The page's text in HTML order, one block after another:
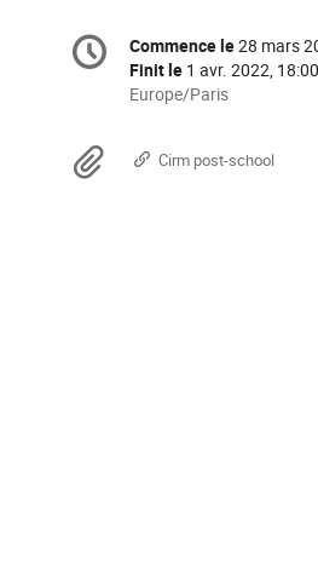
Information
de
Date/Heure
Commence le28 mars
Finit le 1 avr. 2022, 18:00
Toutes
sont
Europe/Paris
Documents
Cirm post-school